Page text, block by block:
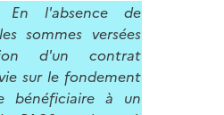
En l'absence de
sommes versées
d'un contrat
sur le fondement
bénéficiaire à un